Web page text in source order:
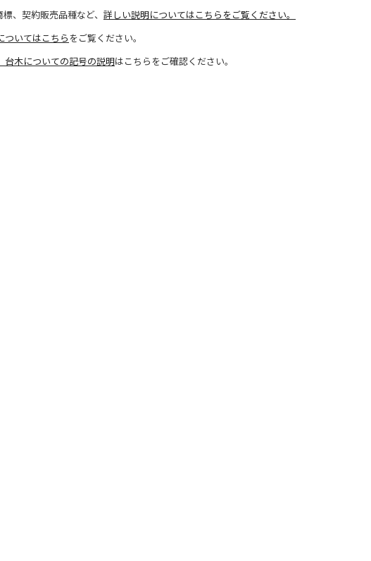
、契約販売品種など、 詳しい説明についてはこちらをご覧ください。
ついてはこちら をご覧ください。
台木についての記号の説明はこちらをご確認ください。